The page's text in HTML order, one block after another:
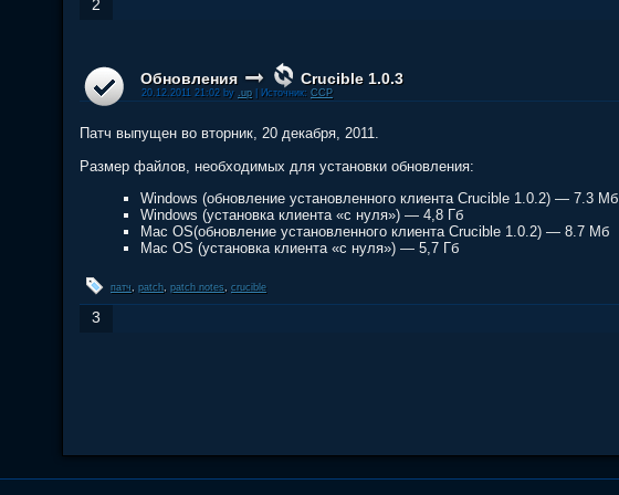
2
Обновления Crucible 1.0.3
20.12.2011 21:02 by .up| Источник: CCP
Патч выпущен во вторник, 20 декабря, 2011.
Размер файлов, необходимых для установки обновления:
Windows (обновление установленного клиента Crucible 1.0.2) — 7.3 Мб
Windows (установка клиента «с нуля») — 4,8 Гб
Mac OS(обновление установленного клиента Crucible 1.0.2) — 8.7 Мб
Mac OS (установка клиента «с нуля») — 5,7 Гб
патч, patch, patch notes, crucible
3